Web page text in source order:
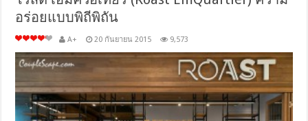
อร่อยแบบพิถีพิถัน
A+ 20 กันยายน 2015 9,573